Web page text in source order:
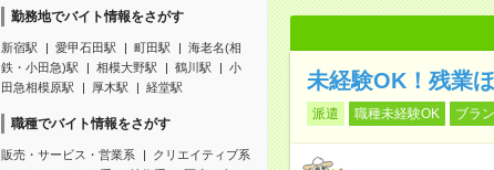
勤務地でバイト情報をさがす
新宿駅 愛甲石田駅 町田駅
海老名(相
鉄・小田急)駅
相模大野駅 鶴川駅
小
田急相模原駅
厚木駅 経堂駅
職種でバイト情報をさがす
販売・サービス・営業系
クリエイティブ系
未経験OK！残業
派遣 職種未経験OK ブラ